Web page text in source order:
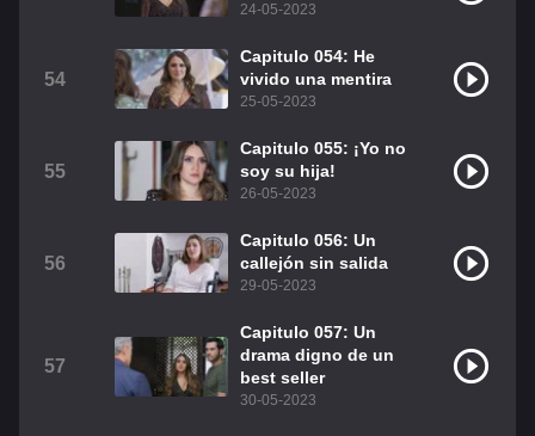
24-05-2023
54
Capitulo 054: He
vivido una mentira
25-05-2023
55
Capitulo 055: ¡Yo no
soy su hija!
26-05-2023
56
Capitulo 056: Un
callejón sin salida
29-05-2023
57
Capitulo 057: Un
drama digno de un
best seller
30-05-2023